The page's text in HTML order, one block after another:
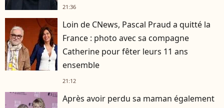
21:36
Loin de CNews, Pascal Praud a quitté la
France : photo avec sa compagne
Catherine pour fêter leurs 11 ans
ensemble
21:12
Après avoir perdu sa maman également